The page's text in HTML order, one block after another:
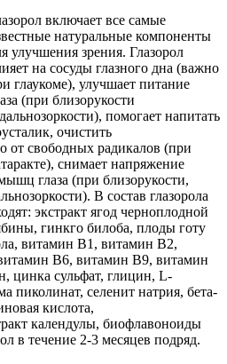
включает все самые
натуральные компоненты
улучшения зрения. Глазорол
на сосуды глазного дна (важно
глаукоме), улучшает питание
(при близорукости
помогает напитать
очистить
от свободных радикалов (при
снимает напряжение
глаза (при близорукости,
В состав глазорола
экстракт ягод черноплодной
гинкго билоба, плоды готу
витамин В1, витамин В2,
В6, витамин В9, витамин
цинка сульфат, глицин, L-
пиколинат, селенит натрия, бета-
кислота,
календулы, биофлавоноиды
в течение 2-3 месяцев подряд.